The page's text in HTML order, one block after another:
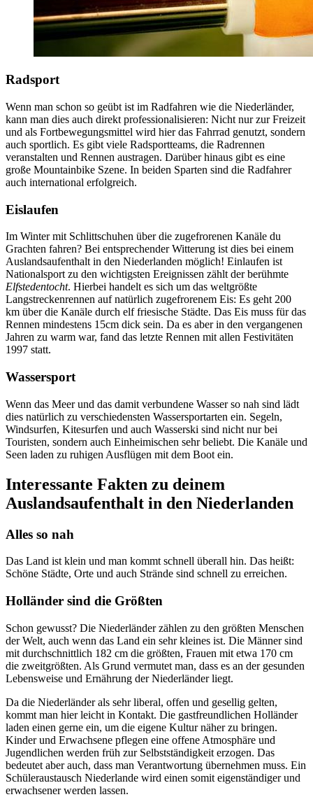
Radsport
Wenn man schon so geübt ist im Radfahren wie die Niederländer,
kann man dies auch direkt professionalisieren: Nicht nur zur Freizeit
und als Fortbewegungsmittel wird hier das Fahrrad genutzt, sondern
auch sportlich. Es gibt viele Radsportteams, die Radrennen
veranstalten und Rennen austragen. Darüber hinaus gibt es eine
große Mountainbike Szene. In beiden Sparten sind die Radfahrer
auch international erfolgreich.
Eislaufen
Im Winter mit Schlittschuhen über die zugefrorenen Kanäle du
Grachten fahren? Bei entsprechender Witterung ist dies bei einem
Auslandsaufenthalt in den Niederlanden möglich! Einlaufen ist
Nationalsport zu den wichtigsten Ereignissen zählt der berühmte
Elfstedentocht. Hierbei handelt es sich um das weltgrößte
Langstreckenrennen auf natürlich zugefrorenem Eis: Es geht 200
km über die Kanäle durch elf friesische Städte. Das Eis muss für das
Rennen mindestens 15cm dick sein. Da es aber in den vergangenen
Jahren zu warm war, fand das letzte Rennen mit allen Festivitäten
1997 statt.
Wassersport
Wenn das Meer und das damit verbundene Wasser so nah sind lädt
dies natürlich zu verschiedensten Wassersportarten ein. Segeln,
Windsurfen, Kitesurfen und auch Wasserski sind nicht nur bei
Touristen, sondern auch Einheimischen sehr beliebt. Die Kanäle und
Seen laden zu ruhigen Ausflügen mit dem Boot ein.
Interessante Fakten zu deinem
Auslandsaufenthalt in den Niederlanden
Alles so nah
Das Land ist klein und man kommt schnell überall hin. Das heißt:
Schöne Städte, Orte und auch Strände sind schnell zu erreichen.
Holländer sind die Größten
Schon gewusst? Die Niederländer zählen zu den größten Menschen
der Welt, auch wenn das Land ein sehr kleines ist. Die Männer sind
mit durchschnittlich 182 cm die größten, Frauen mit etwa 170 cm
die zweitgrößten. Als Grund vermutet man, dass es an der gesunden
Lebensweise und Ernährung der Niederländer liegt.
Da die Niederländer als sehr liberal, offen und gesellig gelten,
kommt man hier leicht in Kontakt. Die gastfreundlichen Holländer
laden einen gerne ein, um die eigene Kultur näher zu bringen.
Kinder und Erwachsene pflegen eine offene Atmosphäre und
Jugendlichen werden früh zur Selbstständigkeit erzogen. Das
bedeutet aber auch, dass man Verantwortung übernehmen muss. Ein
Schüleraustausch Niederlande wird einen somit eigenständiger und
erwachsener werden lassen.